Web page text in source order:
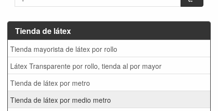
Tienda de látex
Tienda mayorista de látex por rollo
Látex Transparente por rollo, tienda al por mayor
Tienda de látex por metro
Tienda de látex por medio metro